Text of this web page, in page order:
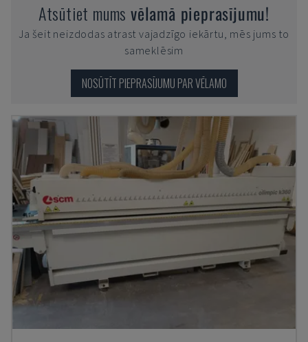
Atsūtiet mumsvēlamā pieprasījumu!
Ja šeit neizdodas atrast vajadzīgo iekārtu, mēs jums to
sameklēsim
NOSŪTĪT PIEPRASĪJUMU PAR VĒLAMO